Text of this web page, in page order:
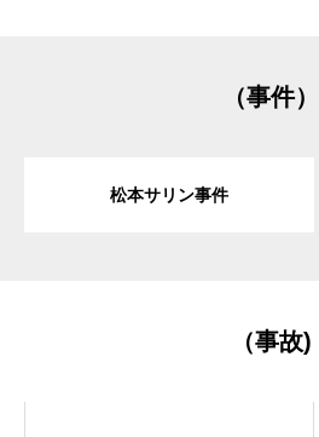
（事件）
松本サリン事件
（事故)